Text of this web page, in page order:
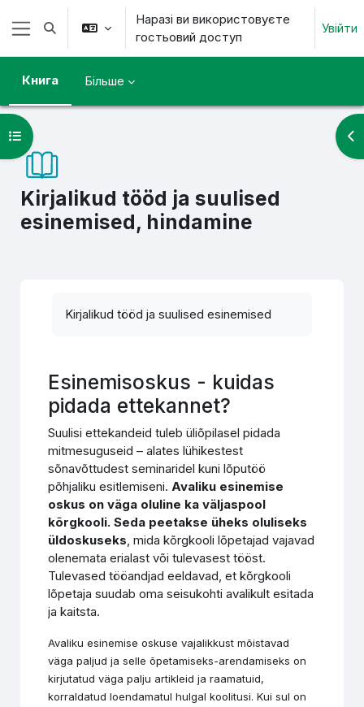
Перейти до головного вмісту
Бокова панель
Переключити введення пошуку
Наразі ви використовуєте
гостьовий доступ
Увійти
Книга Більше
Kirjalikud tööd ja suulised
esinemised, hindamine
Відкритий покажчик курсу
Kirjalikud tööd ja suulised esinemised
Esinemisoskus - kuidas
pidada ettekannet?
Suulisi ettekandeid tuleb üliõpilasel pidada
mitmesuguseid – alates lühikestest
sõnavõttudest seminaridel kuni lõputöö
põhjaliku esitlemiseni.Avaliku esinemise
oskus on väga oluline ka väljaspool
kõrgkooli. Seda peetakse üheks oluliseks
üldoskuseks, mida kõrgkooli lõpetajad vajavad
olenemata erialast või tulevasest tööst.
Tulevased tööandjad eeldavad, et kõrgkooli
lõpetaja suudab oma seisukohti avalikult esitada
ja kaitsta.
Avaliku esinemise oskuse vajalikkust mõistavad
väga paljud ja selle õpetamiseks-arendamiseks on
kirjutatud väga palju artikleid ja raamatuid,
korraldatud loendamatul hulgal koolitusi. Kui sul on